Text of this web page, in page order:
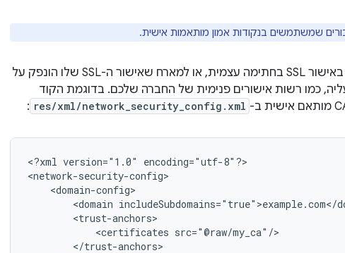
שמשתמשים בנקודות אמון מותאמות אישית.
יכול להיות שתרצו להתחבר למארח שמשתמש באישור SSL בחתימה עצמית, או למארח שאישור ה-SSL שלו הונפק על
כמו רשות אישורים פנימית של החברה שלכם. בדוגמת הקוד
res/xml/network_security_config.xml
:
<?xml version="1.0"
encoding="utf-8"?>
<domain
<certificates